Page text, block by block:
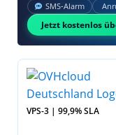
SMS‑Alarm
Jetzt kostenlos
VPS-3 | 99,9% SLA